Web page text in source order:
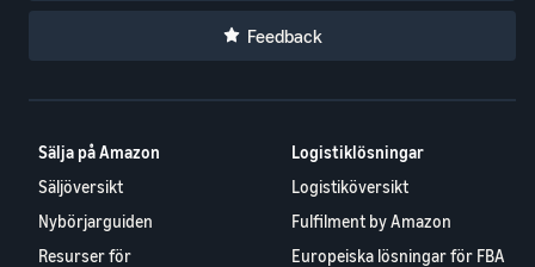
Feedback
Sälja på Amazon
Säljöversikt
Nybörjarguiden
Resurser för
Logistiklösningar
Logistiköversikt
Fulfilment by Amazon
Europeiska lösningar för FBA